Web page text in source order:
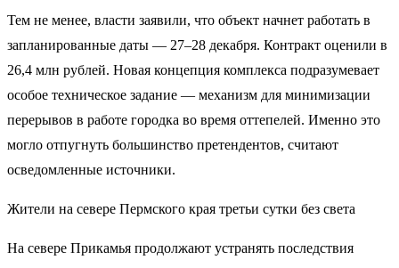
Тем не менее, власти заявили, что объект начнет работать в
запланированные даты — 27–28 декабря. Контракт оценили в
26,4 млн рублей. Новая концепция комплекса подразумевает
особое техническое задание — механизм для минимизации
перерывов в работе городка во время оттепелей. Именно это
могло отпугнуть большинство претендентов, считают
осведомленные источники.
Жители на севере Пермского края третьи сутки без света
На севере Прикамья продолжают устранять последствия